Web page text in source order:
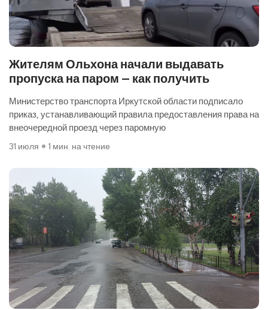
Жителям Ольхона начали выдавать
пропуска на паром — как получить
Министерство транспорта Иркутской области подписало
приказ, устанавливающий правила предоставления права на
внеочередной проезд через паромную
31 июля 1 мин. на чтение